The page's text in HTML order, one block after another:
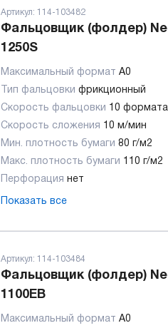
Артикул: 114-103482
Фальцовщик (фолдер)
1250S
Максимальный формат А0
Тип фальцовки фрикционный
Скорость фальцовки 10
Скорость сложения 10 м/мин
Мин. плотность бумаги 80 г/м2
Макс. плотность бумаги 110 г/м2
Перфорация нет
Показать все
Артикул: 114-103484
Фальцовщик (фолдер)
1100EB
Максимальный формат А0